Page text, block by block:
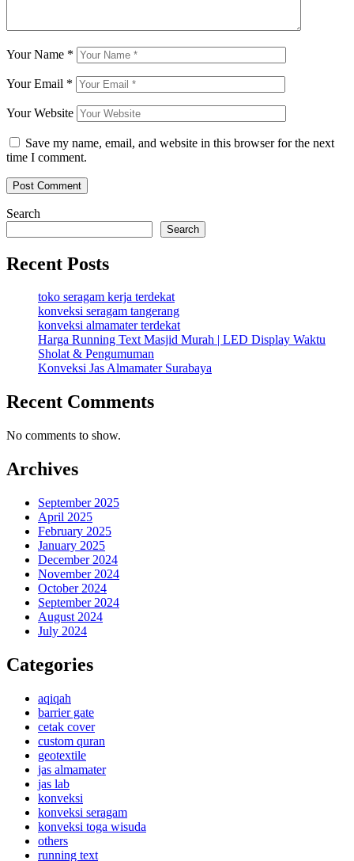
Your Name *
Your Email *
Your Website
Save my name, email, and website in this browser for the next
time I comment.
Search
Search
Recent Posts
toko seragam kerja terdekat
konveksi seragam tangerang
konveksi almamater terdekat
Harga Running Text Masjid Murah | LED Display Waktu
Sholat & Pengumuman
Konveksi Jas Almamater Surabaya
Recent Comments
No comments to show.
Archives
September 2025
April 2025
February 2025
January 2025
December 2024
November 2024
October 2024
September 2024
August 2024
July 2024
Categories
aqiqah
barrier gate
cetak cover
custom quran
geotextile
jas almamater
jas lab
konveksi
konveksi seragam
konveksi toga wisuda
others
running text